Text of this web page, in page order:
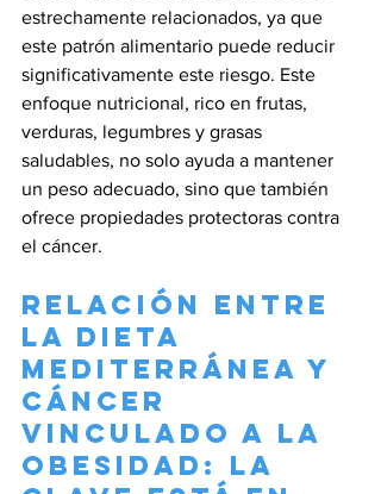
estrechamente relacionados, ya que
este patrón alimentario puede reducir
significativamente este riesgo. Este
enfoque nutricional, rico en frutas,
verduras, legumbres y grasas
saludables, no solo ayuda a mantener
un peso adecuado, sino que también
ofrece propiedades protectoras contra
el cáncer.
Relación entre
la Dieta
mediterránea y
cáncer
vinculado a la
obesidad: la